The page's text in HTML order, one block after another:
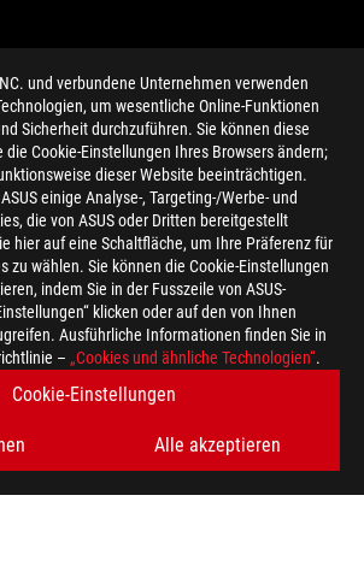
und verbundene Unternehmen verwenden
um wesentliche Online-Funktionen
Sicherheit durchzuführen. Sie können diese
Cookie-Einstellungen Ihres Browsers ändern;
dieser Website beeinträchtigen.
einige Analyse-, Targeting-/Werbe- und
die von ASUS oder Dritten bereitgestellt
hier auf eine Schaltfläche, um Ihre Präferenz für
zu wählen. Sie können die Cookie-Einstellungen
indem Sie in der Fusszeile von ASUS-
klicken oder auf den von Ihnen
Ausführliche Informationen finden Sie in
– „Cookies und ähnliche Technologien“.
Cookie-Einstellungen
Alle akzeptieren
ANGEBOTE UND MEHR